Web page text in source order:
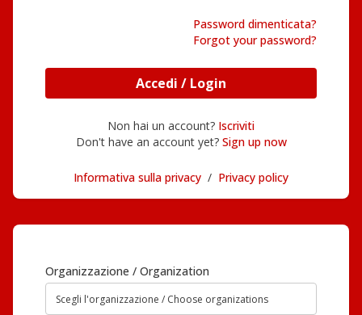
Password dimenticata?
Forgot your password?
Accedi / Login
Non hai un account? Iscriviti
Don't have an account yet? Sign up now
Informativa sulla privacy / Privacy policy
Organizzazione / Organization